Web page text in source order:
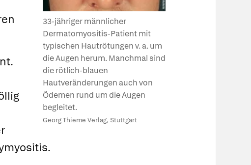
33-jähriger männlicher
Dermatomyositis-Patient mit
typischen Hautrötungen v. a. um
die Augen herum. Manchmal sind
die rötlich-blauen
Hautveränderungen auch von
Ödemen rund um die Augen
begleitet.
Georg Thieme Verlag, Stuttgart